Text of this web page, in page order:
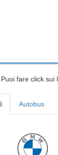
Puoi fare click sui
Autobus